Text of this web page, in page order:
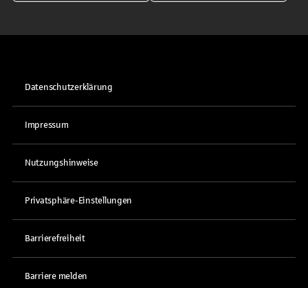
Datenschutzerklärung
Impressum
Nutzungshinweise
Privatsphäre-Einstellungen
Barrierefreiheit
Barriere melden